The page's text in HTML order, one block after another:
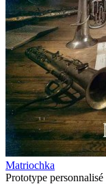
Matriochka
Prototype